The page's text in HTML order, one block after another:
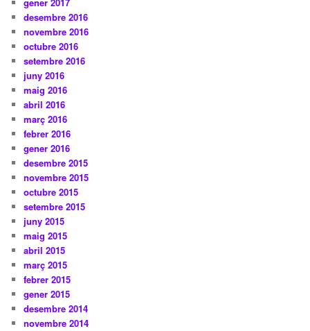
desembre 2016
novembre 2016
octubre 2016
setembre 2016
juny 2016
maig 2016
abril 2016
març 2016
febrer 2016
gener 2016
desembre 2015
novembre 2015
octubre 2015
setembre 2015
juny 2015
maig 2015
abril 2015
març 2015
febrer 2015
gener 2015
desembre 2014
novembre 2014